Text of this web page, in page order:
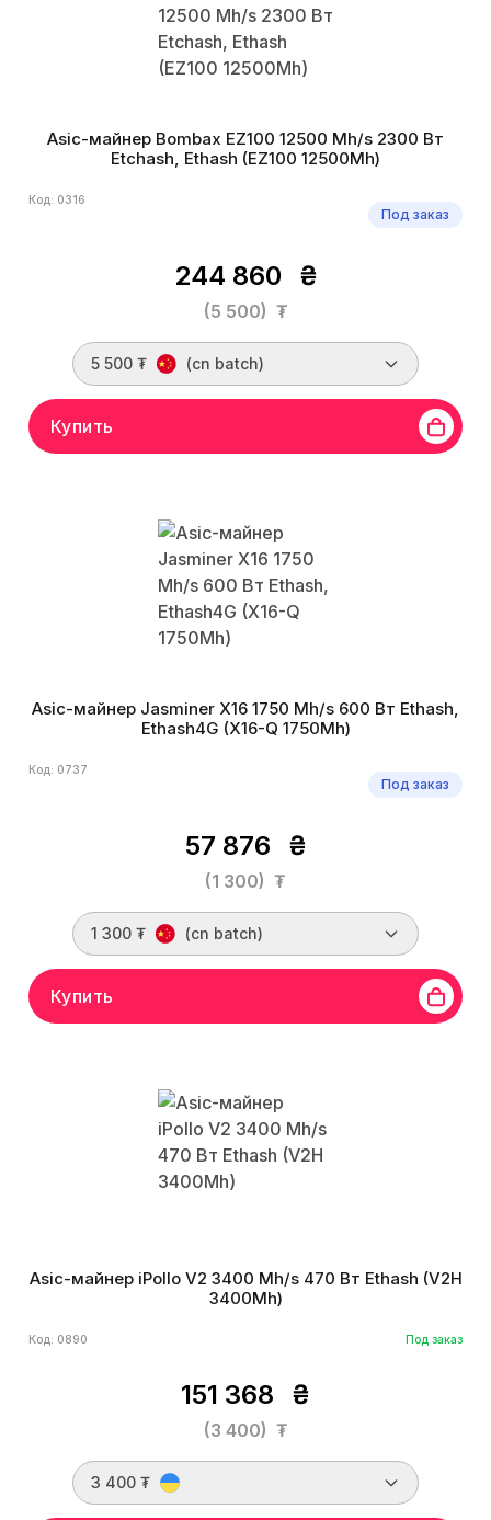
Asic-майнер Bombax EZ100 12500 Mh/s 2300 Вт
Etchash, Ethash (EZ100 12500Mh)
Код: 0316
Под заказ
244 860 ₴
(5 500) ₮
5 500 ₮ (cn batch)
Купить
Asic-майнер Jasminer X16 1750 Mh/s 600 Вт Ethash,
Ethash4G (X16-Q 1750Mh)
Код: 0737
Под заказ
57 876 ₴
(1 300) ₮
1 300 ₮ (cn batch)
Купить
Asic-майнер iPollo V2 3400 Mh/s 470 Вт Ethash (V2H
3400Mh)
Код: 0890 Под заказ
151 368 ₴
(3 400) ₮
3 400 ₮